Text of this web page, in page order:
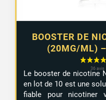
BOOSTER DE
(20MG/ML)
Le booster de nicotine
en lot de 10 est une
fiable pour nicotiner